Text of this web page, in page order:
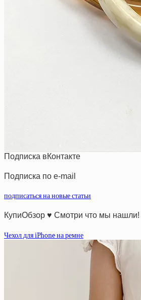
Подписка вКонтакте
Подписка по e-mail
подписаться на новые статьи
КупиОбзор ♥ Смотри что мы нашли!
Чехол для iPhone на ремне